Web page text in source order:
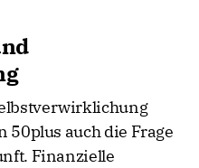
50plus auch die Frage
Finanzielle